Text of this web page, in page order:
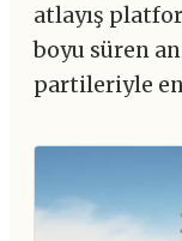
atlayış
boyu süren
partileriyle